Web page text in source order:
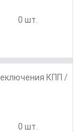
0 шт.
КПП /
0 шт.